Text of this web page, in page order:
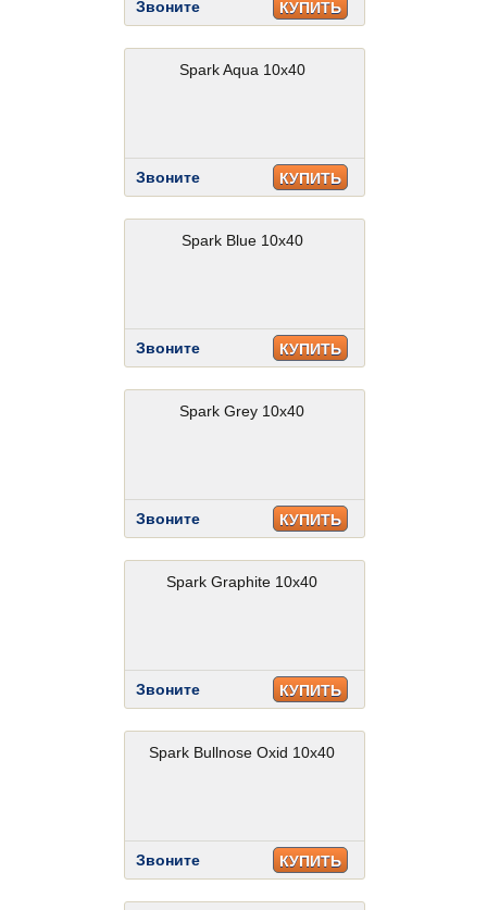
Звоните КУПИТЬ
Spark Aqua 10x40
Звоните КУПИТЬ
Spark Blue 10x40
Звоните КУПИТЬ
Spark Grey 10x40
Звоните КУПИТЬ
Spark Graphite 10x40
Звоните КУПИТЬ
Spark Bullnose Oxid 10x40
Звоните КУПИТЬ